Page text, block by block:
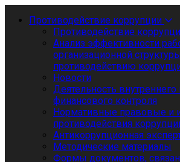
Противодействие коррупции
Противодействие
Анализ эффективности
организационной
противодействию
Новости
Деятельность
финансового контроля
Нормативные правовые и
противодействия
Антикоррупционная
Методические материалы
Формы документов,